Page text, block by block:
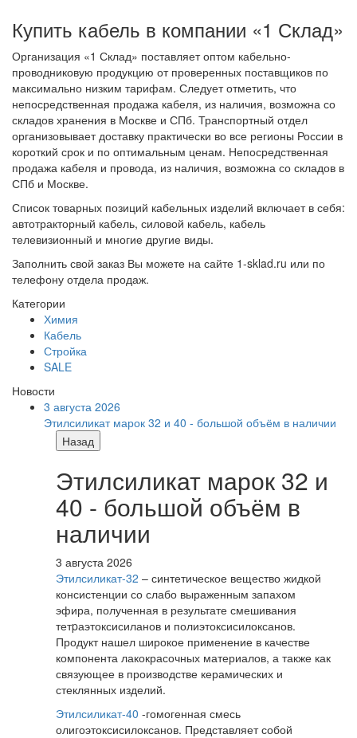
Купить кабель в компании «1 Склад»
Организация «1 Склад» поставляет оптом кабельно-
проводниковую продукцию от проверенных поставщиков по
максимально низким тарифам. Следует отметить, что
непосредственная продажа кабеля, из наличия, возможна со
складов хранения в Москве и СПб. Транспортный отдел
организовывает доставку практически во все регионы России в
короткий срок и по оптимальным ценам. Непосредственная
продажа кабеля и провода, из наличия, возможна со складов в
СПб и Москве.
Список товарных позиций кабельных изделий включает в себя:
автотракторный кабель, силовой кабель, кабель
телевизионный и многие другие виды.
Заполнить свой заказ Вы можете на сайте 1-sklad.ru или по
телефону отдела продаж.
Категории
Химия
Кабель
Стройка
SALE
Новости
3 августа 2026
Этилсиликат марок 32 и 40 - большой объём в наличии
Назад
Этилсиликат марок 32 и
40 - большой объём в
наличии
3 августа 2026
Этилсиликат-32 – синтетическое вещество жидкой
консистенции со слабо выраженным запахом
эфира, полученная в результате смешивания
тетpаэтоксисиланов и полиэтоксисилоксанов.
Продукт нашел широкое применение в качестве
компонента лакокрасочных материалов, а также как
связующее в производстве керамических и
стеклянных изделий.
Этилсиликат-40 -гомогенная смесь
олигоэтоксисилоксанов. Представляет собой